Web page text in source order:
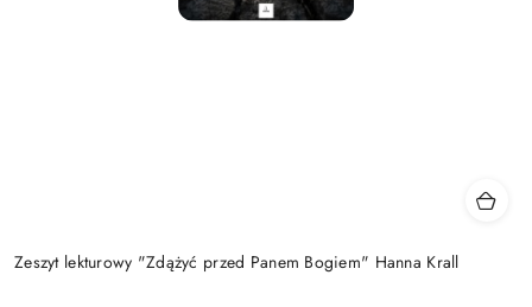
Zeszyt lekturowy "Zdążyć przed Panem Bogiem" Hanna Krall